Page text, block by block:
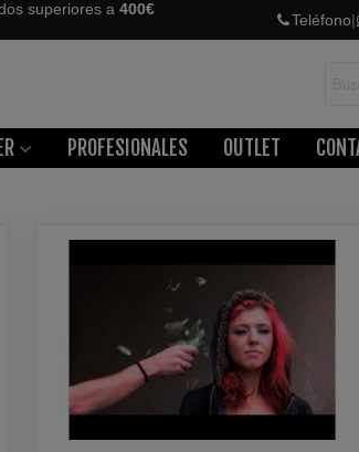
superiores a 400€
Teléfono|
PROFESIONALES OUTLET